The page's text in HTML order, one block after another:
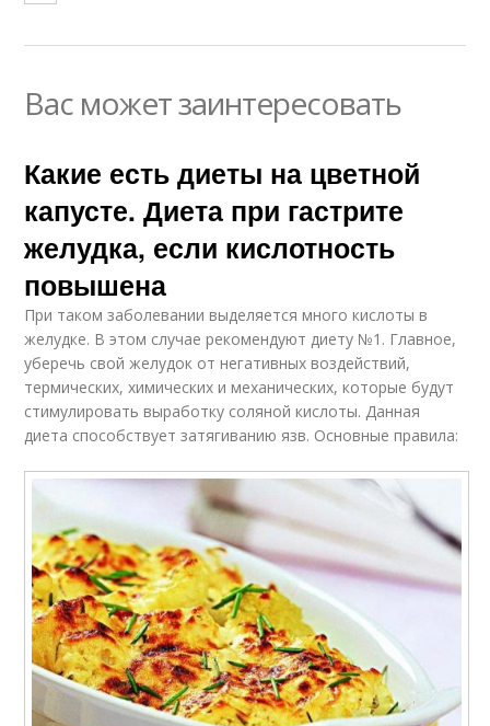
Вас может заинтересовать
Какие есть диеты на цветной
капусте. Диета при гастрите
желудка, если кислотность
повышена
При таком заболевании выделяется много кислоты в
желудке. В этом случае рекомендуют диету №1. Главное,
уберечь свой желудок от негативных воздействий,
термических, химических и механических, которые будут
стимулировать выработку соляной кислоты. Данная
диета способствует затягиванию язв. Основные правила: